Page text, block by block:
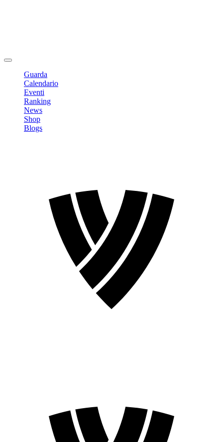
Guarda
Calendario
Eventi
Ranking
News
Shop
Blogs